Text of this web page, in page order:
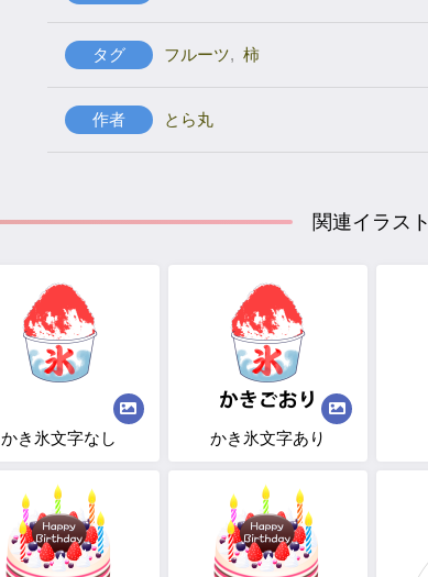
タグ フルーツ, 柿
作者 とら丸
関連イラスト
かき氷文字なし かき氷文字あり